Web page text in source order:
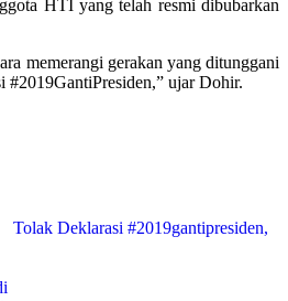
HTI yang telah resmi dibubarkan
memerangi gerakan yang ditunggani
#2019GantiPresiden,” ujar Dohir.
Tolak Deklarasi #2019gantipresiden,